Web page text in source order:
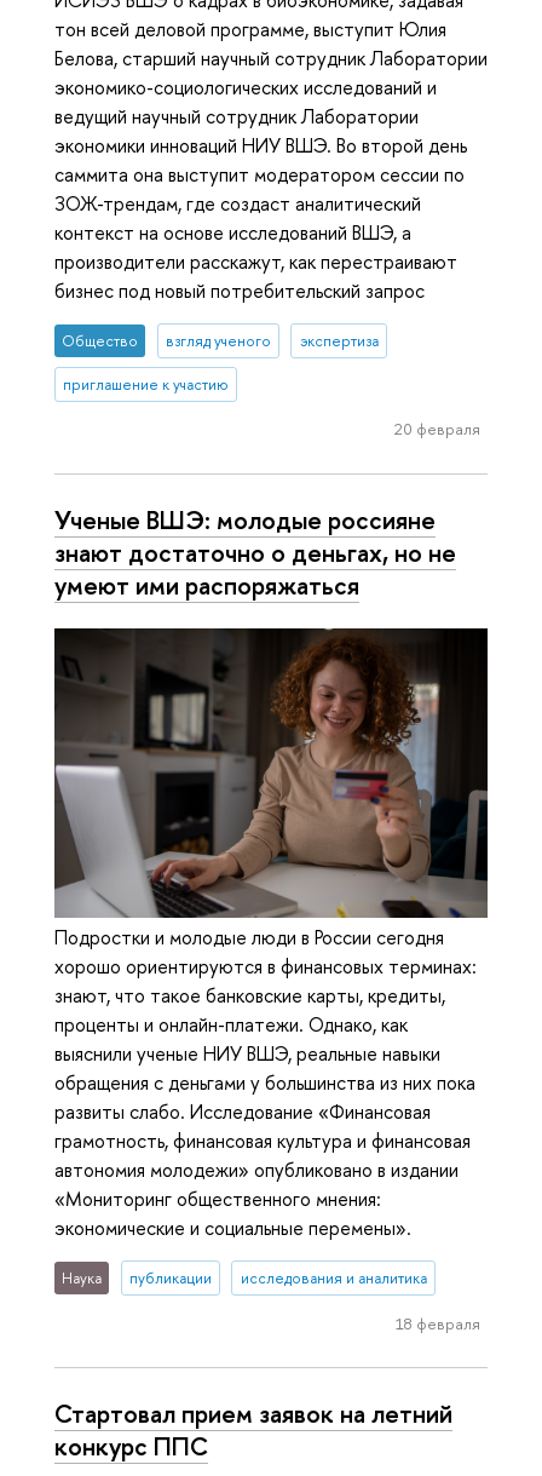
тон всей деловой программе, выступит Юлия
Белова, старший научный сотрудник Лаборатории
экономико-социологических исследований и
ведущий научный сотрудник Лаборатории
экономики инноваций НИУ ВШЭ. Во второй день
саммита она выступит модератором сессии по
ЗОЖ-трендам, где создаст аналитический
контекст на основе исследований ВШЭ, а
производители расскажут, как перестраивают
бизнес под новый потребительский запрос
Общество взгляд ученого экспертиза
приглашение к участию
20 февраля
Ученые ВШЭ: молодые россияне
знают достаточно о деньгах, но не
умеют ими распоряжаться
Подростки и молодые люди в России сегодня
хорошо ориентируются в финансовых терминах:
знают, что такое банковские карты, кредиты,
проценты и онлайн-платежи. Однако, как
выяснили ученые НИУ ВШЭ, реальные навыки
обращения с деньгами у большинства из них пока
развиты слабо. Исследование «Финансовая
грамотность, финансовая культура и финансовая
автономия молодежи» опубликовано в издании
«Мониторинг общественного мнения:
экономические и социальные перемены».
Наука публикации исследования и аналитика
18 февраля
Стартовал прием заявок на летний
конкурс ППС